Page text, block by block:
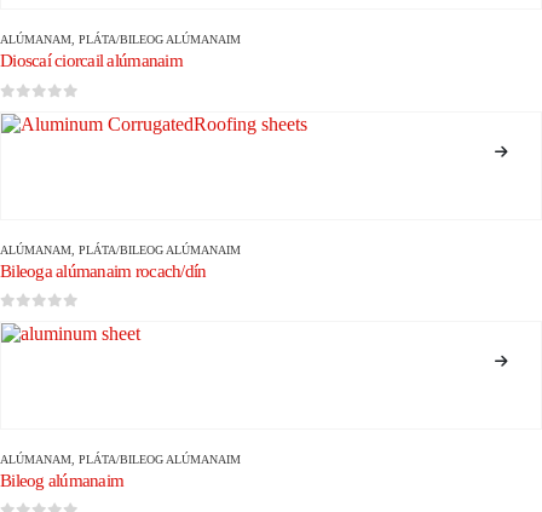
ALÚMANAM, PLÁTA/BILEOG ALÚMANAIM
Dioscaí ciorcail alúmanaim
ALÚMANAM PLÁTA/BILEOG ALÚMANAIM
Bileoga alúmanaim rocach/dín
ALÚMANAM PLÁTA/BILEOG ALÚMANAIM
Bileog alúmanaim